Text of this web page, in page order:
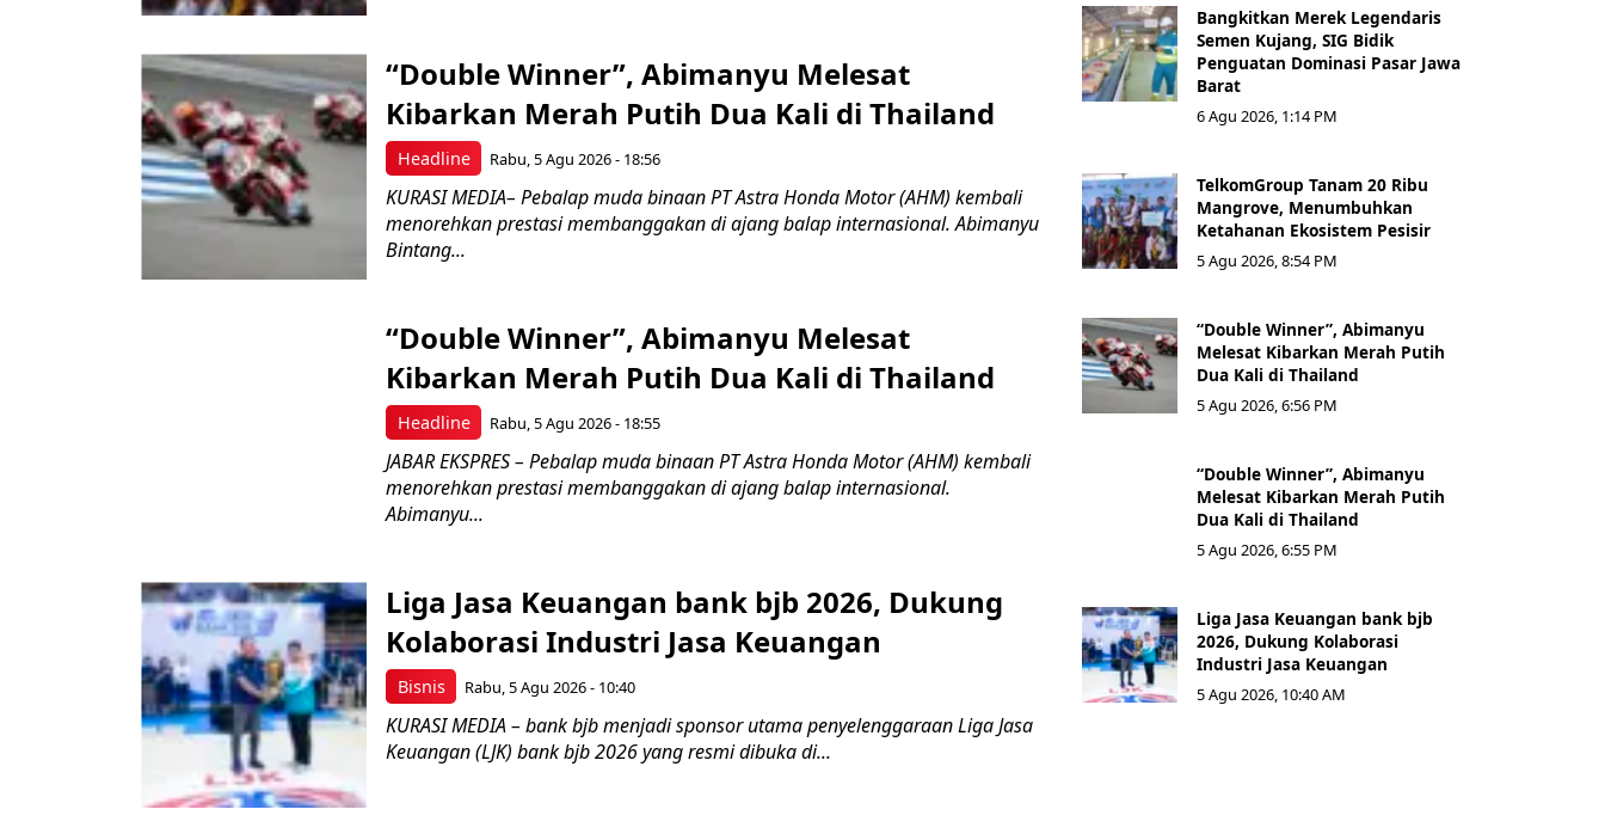
Headline
“Double Winner”, Abimanyu Melesat
Kibarkan Merah Putih Dua Kali di Thailand
Rabu, 5 Agu 2026 - 18:56
KURASI MEDIA– Pebalap muda binaan PT Astra Honda Motor (AHM) kembali
menorehkan prestasi membanggakan di ajang balap internasional. Abimanyu
Bintang...
Headline
“Double Winner”, Abimanyu Melesat
Kibarkan Merah Putih Dua Kali di Thailand
Rabu, 5 Agu 2026 - 18:55
JABAR EKSPRES – Pebalap muda binaan PT Astra Honda Motor (AHM) kembali
menorehkan prestasi membanggakan di ajang balap internasional.
Abimanyu...
Bisnis
Liga Jasa Keuangan bank bjb 2026, Dukung
Kolaborasi Industri Jasa Keuangan
Rabu, 5 Agu 2026 - 10:40
KURASI MEDIA – bank bjb menjadi sponsor utama penyelenggaraan Liga Jasa
Keuangan (LJK) bank bjb 2026 yang resmi dibuka di...
Bangkitkan Merek Legendaris
Semen Kujang, SIG Bidik
Penguatan Dominasi Pasar Jawa
Barat
6 Agu 2026, 1:14 PM
TelkomGroup Tanam 20 Ribu
Mangrove, Menumbuhkan
Ketahanan Ekosistem Pesisir
5 Agu 2026, 8:54 PM
“Double Winner”, Abimanyu
Melesat Kibarkan Merah Putih
Dua Kali di Thailand
5 Agu 2026, 6:56 PM
“Double Winner”, Abimanyu
Melesat Kibarkan Merah Putih
Dua Kali di Thailand
5 Agu 2026, 6:55 PM
Liga Jasa Keuangan bank bjb
2026, Dukung Kolaborasi
Industri Jasa Keuangan
5 Agu 2026, 10:40 AM